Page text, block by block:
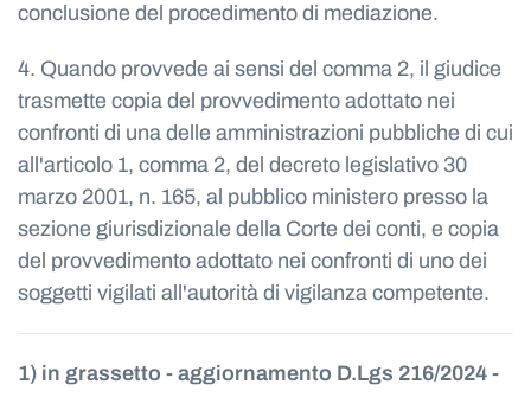
conclusione del procedimento di mediazione.
4. Quando provvede ai sensi del comma 2, il giudice
trasmette copia del provvedimento adottato nei
confronti di una delle amministrazioni pubbliche di cui
all'articolo 1, comma 2, del decreto legislativo 30
marzo 2001, n. 165, al pubblico ministero presso la
sezione giurisdizionale della Corte dei conti, e copia
del provvedimento adottato nei confronti di uno dei
soggetti vigilati all'autorità di vigilanza competente.
1) in grassetto - aggiornamento D.Lgs 216/2024 -